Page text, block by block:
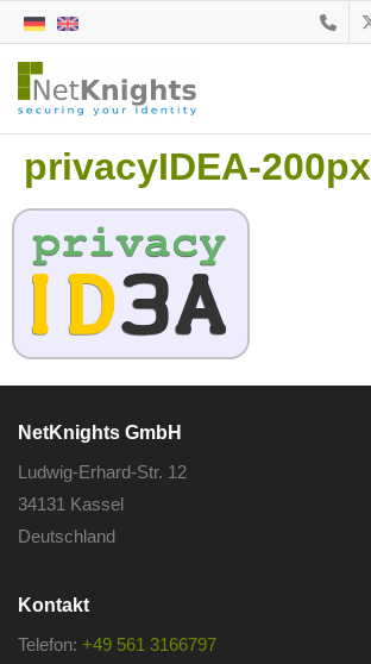
privacyIDEA-200px
NetKnights GmbH
Ludwig-Erhard-Str. 12
34131 Kassel
Deutschland
Kontakt
Telefon: +49 561 3166797